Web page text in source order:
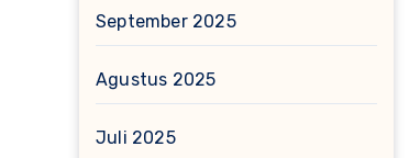
September 2025
Agustus 2025
Juli 2025